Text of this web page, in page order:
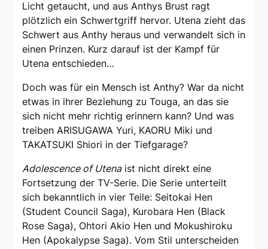
Licht getaucht, und aus Anthys Brust ragt
plötzlich ein Schwertgriff hervor. Utena zieht das
Schwert aus Anthy heraus und verwandelt sich in
einen Prinzen. Kurz darauf ist der Kampf für
Utena entschieden…
Doch was für ein Mensch ist Anthy? War da nicht
etwas in ihrer Beziehung zu Touga, an das sie
sich nicht mehr richtig erinnern kann? Und was
treiben ARISUGAWA Yuri, KAORU Miki und
TAKATSUKI Shiori in der Tiefgarage?
Adolescence of Utenaist nicht direkt eine
Fortsetzung der TV-Serie. Die Serie unterteilt
sich bekanntlich in vier Teile: Seitokai Hen
(Student Council Saga), Kurobara Hen (Black
Rose Saga), Ohtori Akio Hen und Mokushiroku
Hen (Apokalypse Saga). Vom Stil unterscheiden